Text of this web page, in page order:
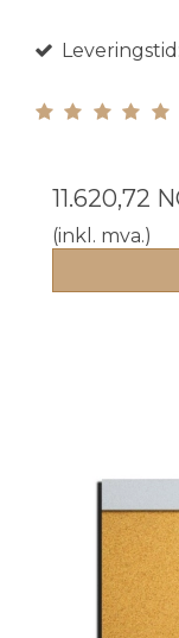
11.620,72
(inkl. mva.)